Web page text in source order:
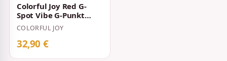
Colorful Joy Red G-
Spot Vibe G-Punkt
Vibrator Rot
COLORFUL JOY
32,90 €